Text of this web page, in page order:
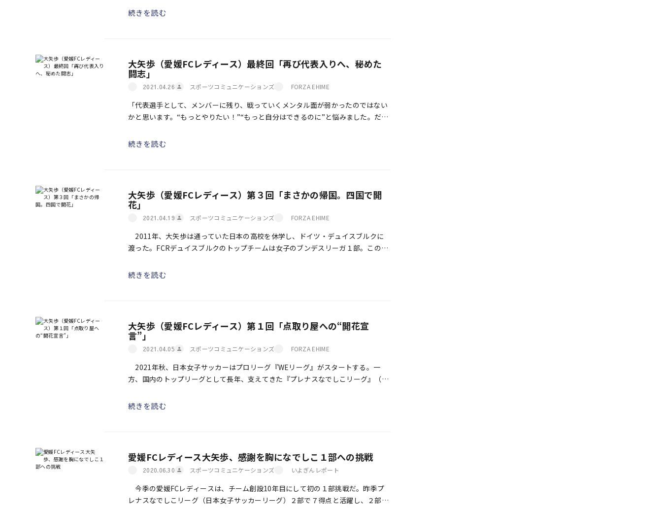
続きを読む
大矢歩（愛媛FCレディース）最終回「再び代表入りへ、秘めた
闘志」
2021.04.26 スポーツコミュニケーションズ FORZA EHIME
「代表選手として、メンバーに残り、戦っていくメンタル面が弱かったのではない
かと思います。“もっとやりたい！”“もっと自分はできるのに”と悩みました。だけ
続きを読む
大矢歩（愛媛FCレディース）第３回「まさかの帰国。四国で開
花」
2021.04.19 スポーツコミュニケーションズ FORZA EHIME
2011年、大矢歩は通っていた日本の高校を休学し、ドイツ・デュイスブルクに
渡った。FCRデュイスブルクのトップチームは女子のブンデスリーガ１部。この年
続きを読む
大矢歩（愛媛FCレディース）第１回「点取り屋への“開花宣
言”」
2021.04.05 スポーツコミュニケーションズ FORZA EHIME
2021年秋、日本女子サッカーはプロリーグ『WEリーグ』がスタートする。一
方、国内のトップリーグとして長年、支えてきた『プレナスなでしこリーグ』（日
続きを読む
愛媛FCレディース大矢歩、感謝を胸になでしこ１部への挑戦
2020.06.30 スポーツコミュニケーションズ いよぎんレポート
今季の愛媛FCレディースは、チーム創設10年目にして初の１部挑戦だ。昨季プ
レナスなでしこリーグ（日本女子サッカーリーグ）２部で７得点と活躍し、２部優